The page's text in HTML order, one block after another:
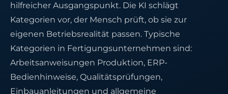
hilfreicher Ausgangspunkt. Die KI schlägt
Kategorien vor, der Mensch prüft, ob sie zur
eigenen Betriebsrealität passen. Typische
Kategorien in Fertigungsunternehmen sind:
Arbeitsanweisungen Produktion, ERP-
Bedienhinweise, Qualitätsprüfungen,
Einbauanleitungen und allgemeine